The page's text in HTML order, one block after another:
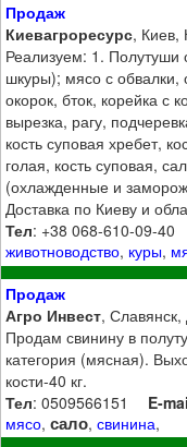
Продаж
Киевагроресурс, Киев,
Реализуем: 1. Полутуши
шкуры); мясо с обвалки,
окорок, бток, корейка с
вырезка, рагу,
кость суповая хребет,
голая, кость суповая,
(охлажденные и
Доставка по Киеву и
Тел: +38 068-610-09-40
животноводство, куры,
Продаж
Агро Инвест, Славянск,
Продам свинину в
категория (мясная).
кости-40 кг.
Тел: 0509566151 E-
мясо,сало,свинина,